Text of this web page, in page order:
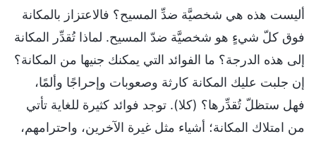
أليست هذه هي شخصيَّة ضدِّ المسيح؟ فالاعتزاز بالمكانة
فوق كلّ شيءٍ هو شخصيَّة ضدّ المسيح. لماذا تُقدِّر المكانة
إلى هذه الدرجة؟ ما الفوائد التي يمكنك جنيها من المكانة؟
إن جلبت عليك المكانة كارثة وصعوبات وإحراجًا وألمًا،
فهل ستظلّ تُقدِّرها؟ (كلا). توجد فوائد كثيرة للغاية تأتي
من امتلاك المكانة؛ أشياء مثل غيرة الآخرين، واحترامهم،